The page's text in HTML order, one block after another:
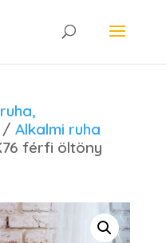
/Alkalmi ruha
férfi öltöny